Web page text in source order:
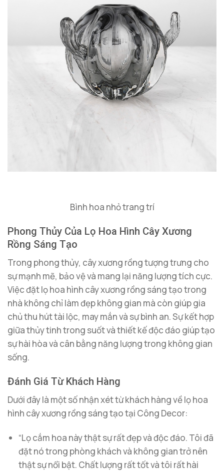
Bình hoa nhỏ trang trí
Phong Thủy Của Lọ Hoa Hình Cây Xương
Rồng Sáng Tạo
Trong phong thủy, cây xương rồng tượng trưng cho
sự mạnh mẽ, bảo vệ và mang lại năng lượng tích cực.
Việc đặt lọ hoa hình cây xương rồng sáng tạo trong
nhà không chỉ làm đẹp không gian mà còn giúp gia
chủ thu hút tài lộc, may mắn và sự bình an. Sự kết hợp
giữa thủy tinh trong suốt và thiết kế độc đáo giúp tạo
sự hài hòa và cân bằng năng lượng trong không gian
sống.
Đánh Giá Từ Khách Hàng
Dưới đây là một số nhận xét từ khách hàng về lọ hoa
hình cây xương rồng sáng tạo tại Công Decor:
“Lọ cắm hoa này thật sự rất đẹp và độc đáo. Tôi đã
đặt nó trong phòng khách và không gian trở nên
thật sự nổi bật. Chất lượng rất tốt và tôi rất hài